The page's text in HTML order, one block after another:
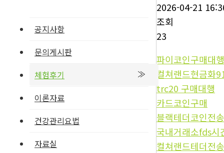
공지사항
문의게시판
체험후기
이론자료
건강관리요법
자료실
2026-04-21
조회
23
파이코인구매대행
컬쳐랜드현금화
trc20 구매대행
카드코인구매
블랙테더코인전송
국내거래소fds시
컬쳐랜드테더전송